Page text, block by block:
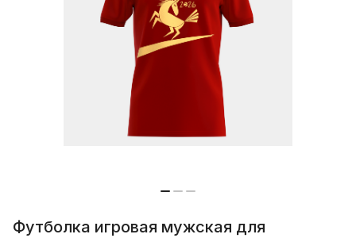
Футболка игровая мужская для